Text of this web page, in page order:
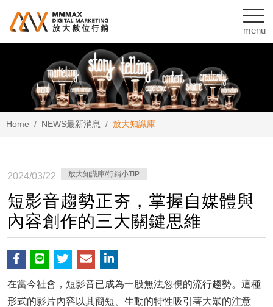
Home NEWS最新消息 放大知識庫
2024/03/22 放大知識庫/行銷小TIP
短影音趨勢正夯，掌握自媒體與
內容創作的三大關鍵思維
在當今社會，短影音已成為一股無法忽視的流行趨勢。這種
形式的影片內容以其簡短、生動的特性吸引著大眾的注意